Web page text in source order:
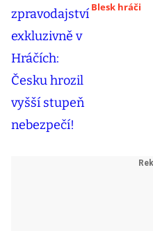
Blesk hráči